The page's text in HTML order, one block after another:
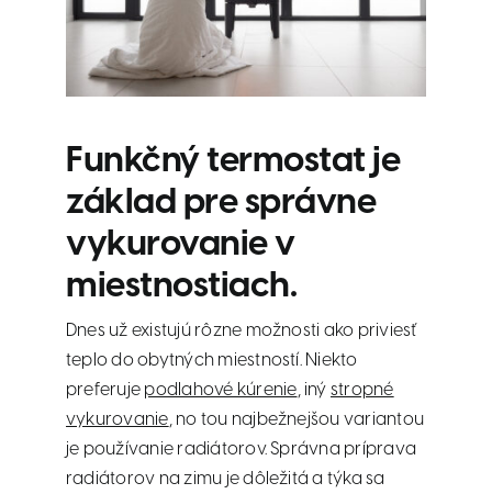
Funkčný termostat je
základ pre správne
vykurovanie v
miestnostiach.
Dnes už existujú rôzne možnosti ako priviesť
teplo do obytných miestností. Niekto
preferuje podlahové kúrenie, iný stropné
vykurovanie, no tou najbežnejšou variantou
je používanie radiátorov. Správna príprava
radiátorov na zimu je dôležitá a týka sa